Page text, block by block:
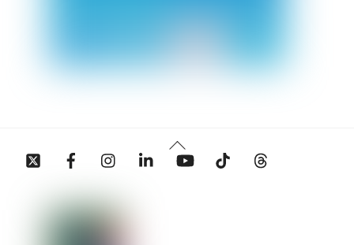
Back
To
Twitter Facebook InstagramLinkedin YouTube Tiktok